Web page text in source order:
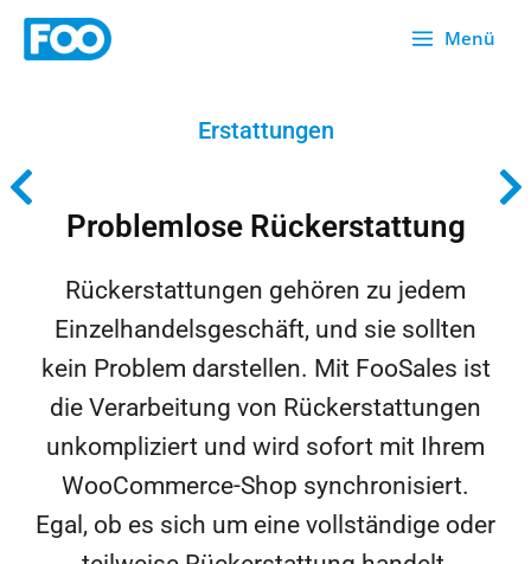
Zum
Inhalt
Menü
Erstattungen
Problemlose Rückerstattung
Rückerstattungen gehören zu jedem
Einzelhandelsgeschäft, und sie sollten
kein Problem darstellen. Mit FooSales ist
die Verarbeitung von Rückerstattungen
unkompliziert und wird sofort mit Ihrem
WooCommerce-Shop synchronisiert.
Egal, ob es sich um eine vollständige oder